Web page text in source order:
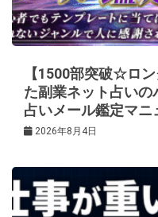
【1500部突破☆ロ
た副業ネット占いの
占いメール鑑定マニ
2026年8月4日